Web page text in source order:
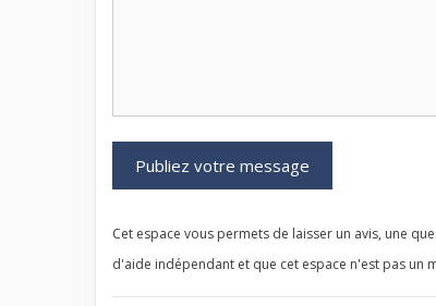
Cet espace vous permets de laisser un avis, une
d'aide indépendant et que cet espace n'est pas un